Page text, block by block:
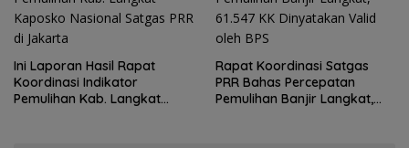
Ini Laporan Hasil Rapat
Koordinasi Indikator
Pemulihan Kab. Langkat
Rapat Koordinasi Satgas
PRR Bahas Percepatan
Pemulihan Banjir Langkat,